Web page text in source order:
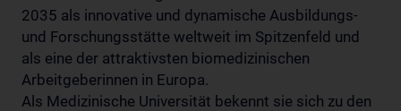
2035 als innovative und dynamische Ausbildungs-
und Forschungsstätte weltweit im Spitzenfeld und
als eine der attraktivsten biomedizinischen
Arbeitgeberinnen in Europa.
Als Medizinische Universität bekennt sie sich zu den